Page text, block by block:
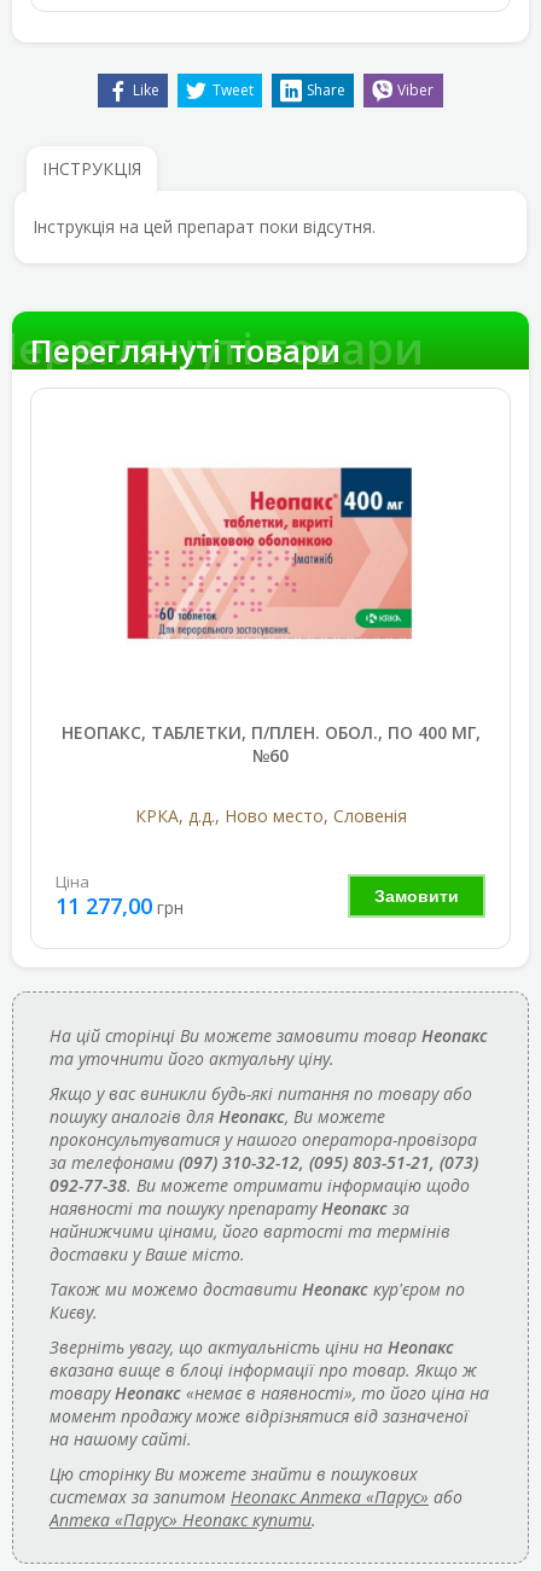
Like Tweet Share Viber
ІНСТРУКЦІЯ
Інструкція на цей препарат поки відсутня.
товари
Переглянуті товари
НЕОПАКС, ТАБЛЕТКИ, П/ПЛЕН. ОБОЛ., ПО 400 МГ,
№60
КРКА, д.д., Ново место, Словенія
Замовити
Ціна
11 277,00 грн
На цій сторінці Ви можете замовити товар Неопакс
та уточнити його актуальну ціну.
Якщо у вас виникли будь-які питання по товару або
пошуку аналогів для Неопакс, Ви можете
проконсультуватися у нашого оператора-провізора
за телефонами (097) 310-32-12, (095) 803-51-21, (073)
092-77-38. Ви можете отримати інформацію щодо
наявності та пошуку препаратуНеопакс за
найнижчими цінами, його вартості та термінів
доставки у Ваше місто.
Також ми можемо доставити Неопакс кур'єром по
Києву.
Зверніть увагу, що актуальність ціни на Неопакс
вказана вище в блоці інформації про товар. Якщо ж
товаруНеопакс «немає в наявності», то його ціна на
момент продажу може відрізнятися від зазначеної
на нашому сайті.
Цю сторінку Ви можете знайти в пошукових
системах за запитом Неопакс Аптека «Парус» або
Аптека «Парус» Неопакс купити.